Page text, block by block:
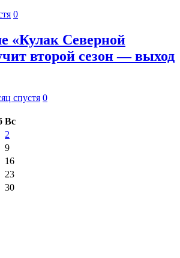
0
«Кулак Северной
второй сезон — выход
спустя 0
Вс
2
9
16
23
30